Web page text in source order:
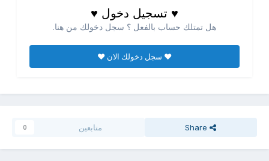
♥ تسجيل دخول ♥
هل تمتلك حساب بالفعل ؟ سجل دخولك من هنا.
♥ سجل دخولك الان ♥
Share متابعين 0